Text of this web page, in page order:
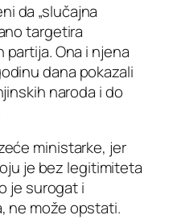
da „slučajna
targetira
Ona i njena
dana pokazali
naroda i do
ministarke, jer
je bez legitimiteta
je surogat i
ne može opstati.